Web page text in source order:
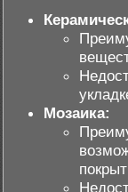
Мозаика: